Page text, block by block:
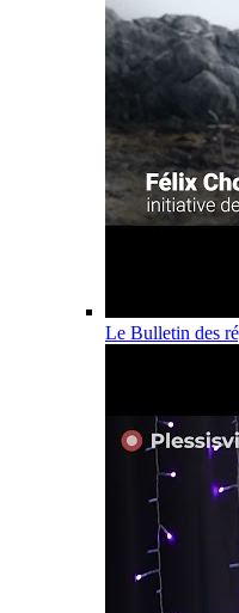
Le Bulletin des